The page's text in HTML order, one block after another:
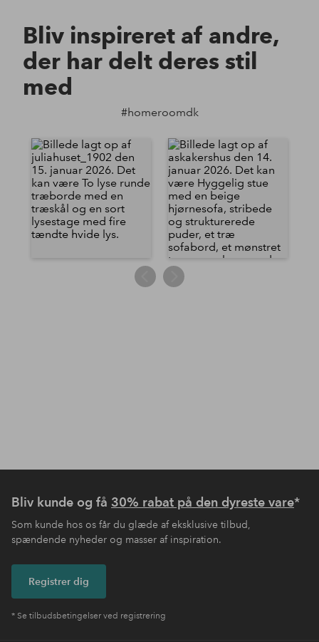
Bliv inspireret af andre,
der har delt deres stil
med
#homeroomdk
Bliv kunde og få 30% rabat på den dyreste vare*
Som kunde hos os får du glæde af eksklusive tilbud,
spændende nyheder og masser af inspiration.
Registrer dig
* Se tilbudsbetingelser ved registrering